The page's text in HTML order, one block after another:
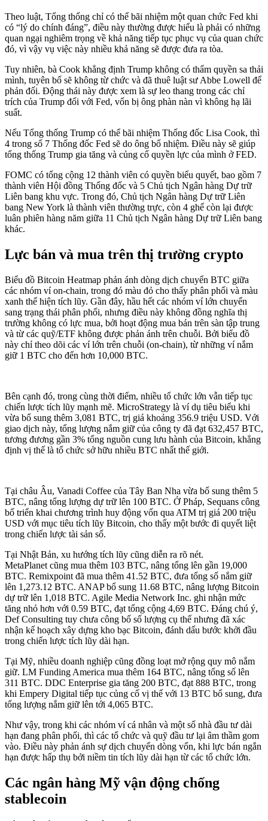
Theo luật, Tổng thống chỉ có thể bãi nhiệm một quan chức Fed khi
có “lý do chính đáng”, điều này thường được hiểu là phải có những
quan ngại nghiêm trọng về khả năng tiếp tục phục vụ của quan chức
đó, vì vậy vụ việc này nhiều khả năng sẽ được đưa ra tòa.
Tuy nhiên, bà Cook khẳng định Trump không có thẩm quyền sa thải
mình, tuyên bố sẽ không từ chức và đã thuê luật sư Abbe Lowell để
phản đối. Động thái này được xem là sự leo thang trong các chỉ
trích của Trump đối với Fed, vốn bị ông phàn nàn vì không hạ lãi
suất.
Nếu Tổng thống Trump có thể bãi nhiệm Thống đốc Lisa Cook, thì
4 trong số 7 Thống đốc Fed sẽ do ông bổ nhiệm. Điều này sẽ giúp
tổng thống Trump gia tăng và củng cố quyền lực của mình ở FED.
FOMC có tổng cộng 12 thành viên có quyền biểu quyết, bao gồm 7
thành viên Hội đồng Thống đốc và 5 Chủ tịch Ngân hàng Dự trữ
Liên bang khu vực. Trong đó, Chủ tịch Ngân hàng Dự trữ Liên
bang New York là thành viên thường trực, còn 4 ghế còn lại được
luân phiên hàng năm giữa 11 Chủ tịch Ngân hàng Dự trữ Liên bang
khác.
Lực bán và mua trên thị trường crypto
Biểu đồ Bitcoin Heatmap phản ánh dòng dịch chuyển BTC giữa
các nhóm ví on-chain, trong đó màu đỏ cho thấy phân phối và màu
xanh thể hiện tích lũy. Gần đây, hầu hết các nhóm ví lớn chuyển
sang trạng thái phân phối, nhưng điều này không đồng nghĩa thị
trường không có lực mua, bởi hoạt động mua bán trên sàn tập trung
và từ các quỹ/ETF không được phản ánh trên chuỗi. Bởi biểu đồ
này chỉ theo dõi các ví lớn trên chuỗi (on-chain), từ những ví nắm
giữ 1 BTC cho đến hơn 10,000 BTC.
Bên cạnh đó, trong cùng thời điểm, nhiều tổ chức lớn vẫn tiếp tục
chiến lược tích lũy mạnh mẽ. MicroStrategy là ví dụ tiêu biểu khi
vừa bổ sung thêm 3,081 BTC, trị giá khoảng 356.9 triệu USD. Với
giao dịch này, tổng lượng nắm giữ của công ty đã đạt 632,457 BTC,
tương đương gần 3% tổng nguồn cung lưu hành của Bitcoin, khẳng
định vị thế là tổ chức sở hữu nhiều BTC nhất thế giới.
Tại châu Âu, Vanadi Coffee của Tây Ban Nha vừa bổ sung thêm 5
BTC, nâng tổng lượng dự trữ lên 100 BTC. Ở Pháp, Sequans công
bố triển khai chương trình huy động vốn qua ATM trị giá 200 triệu
USD với mục tiêu tích lũy Bitcoin, cho thấy một bước đi quyết liệt
trong chiến lược tài sản số.
Tại Nhật Bản, xu hướng tích lũy cũng diễn ra rõ nét.
MetaPlanet cũng mua thêm 103 BTC, nâng tổng lên gần 19,000
BTC. Remixpoint đã mua thêm 41.52 BTC, đưa tổng số nắm giữ
lên 1,273.12 BTC. ANAP bổ sung 11.68 BTC, nâng lượng Bitcoin
dự trữ lên 1,018 BTC. Agile Media Network Inc. ghi nhận mức
tăng nhỏ hơn với 0.59 BTC, đạt tổng cộng 4,69 BTC. Đáng chú ý,
Def Consulting tuy chưa công bố số lượng cụ thể nhưng đã xác
nhận kế hoạch xây dựng kho bạc Bitcoin, đánh dấu bước khởi đầu
trong chiến lược tích lũy dài hạn.
Tại Mỹ, nhiều doanh nghiệp cũng đồng loạt mở rộng quy mô nắm
giữ. LM Funding America mua thêm 164 BTC, nâng tổng số lên
311 BTC. DDC Enterprise gia tăng 200 BTC, đạt 888 BTC, trong
khi Empery Digital tiếp tục củng cố vị thế với 13 BTC bổ sung, đưa
tổng lượng nắm giữ lên tới 4,065 BTC.
Như vậy, trong khi các nhóm ví cá nhân và một số nhà đầu tư dài
hạn đang phân phối, thì các tổ chức và quỹ đầu tư lại âm thầm gom
vào. Điều này phản ánh sự dịch chuyển dòng vốn, khi lực bán ngắn
hạn được hấp thụ bởi niềm tin tích lũy dài hạn từ các tổ chức lớn.
Các ngân hàng Mỹ vận động chống
stablecoin